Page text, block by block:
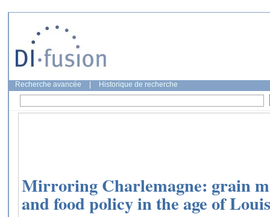
Recherche avancée Historique de recherche
Mirroring Charlemagne: grain
and food policy in the age of